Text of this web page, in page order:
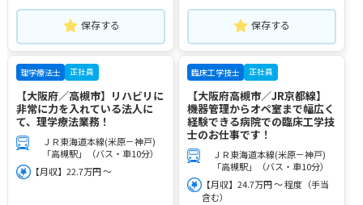
保存する 保存する
理学療法士 正社員
【大阪府／高槻市】リハビリに
非常に力を入れている法人に
て、理学療法業務！
ＪＲ東海道本線(米原－神戸)
「高槻駅」（バス・車10分）
【月収】22.7万円 ～
臨床工学技士 正社員
【大阪府高槻市／JR京都線】
機器管理からオペ室まで幅広く
経験できる病院での臨床工学技
士のお仕事です！
ＪＲ東海道本線(米原－神戸)
「高槻駅」（バス・車10分）
【月収】24.7万円 ～ 程度（手当
含む）